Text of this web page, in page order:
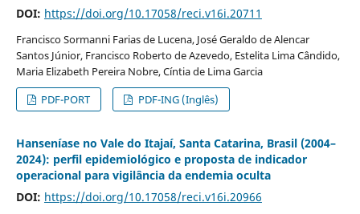
DOI: https://doi.org/10.17058/reci.v16i.20711
Francisco Sormanni Farias de Lucena, José Geraldo de Alencar
Santos Júnior, Francisco Roberto de Azevedo, Estelita Lima Cândido,
Maria Elizabeth Pereira Nobre, Cíntia de Lima Garcia
PDF-PORT
PDF-ING (Inglês)
Hanseníase no Vale do Itajaí, Santa Catarina, Brasil (2004–
2024): perfil epidemiológico e proposta de indicador
operacional para vigilância da endemia oculta
DOI: https://doi.org/10.17058/reci.v16i.20966